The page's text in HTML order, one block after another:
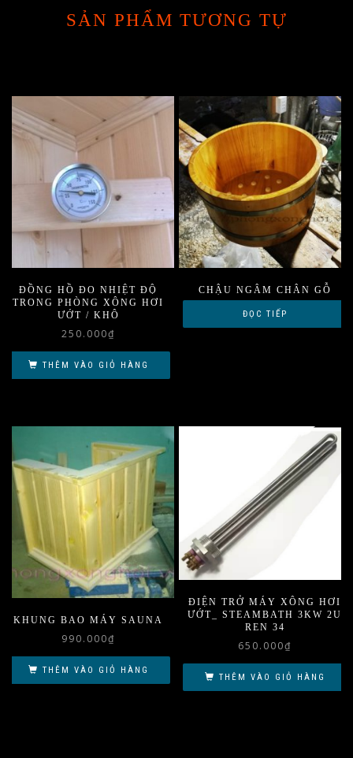
SẢN PHẨM TƯƠNG TỰ
ĐỒNG HỒ ĐO NHIỆT ĐỘ
TRONG PHÒNG XÔNG HƠI
ƯỚT / KHÔ
250.000₫
THÊM VÀO GIỎ HÀNG
CHẬU NGÂM CHÂN GỖ
ĐỌC TIẾP
KHUNG BAO MÁY SAUNA
990.000₫
THÊM VÀO GIỎ HÀNG
ĐIỆN TRỞ MÁY XÔNG HƠI
ƯỚT_ STEAMBATH 3KW 2U
REN 34
650.000₫
THÊM VÀO GIỎ HÀNG